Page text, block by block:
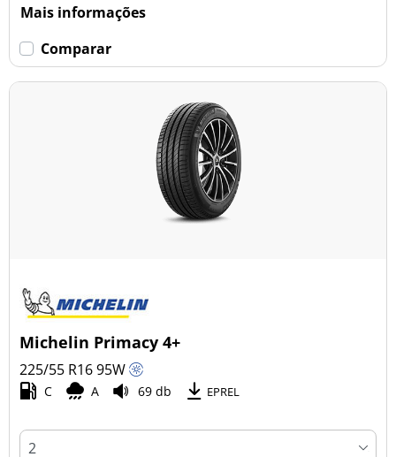
Mais informações
Comparar
Michelin Primacy 4+
225/55 R1695W
C A 69 db EPREL